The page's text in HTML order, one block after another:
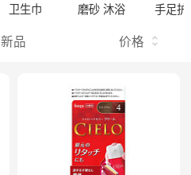
卫生巾 磨砂 沐浴 手足护
新品 价格